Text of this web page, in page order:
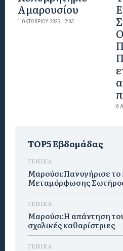
Αμαρουσίου
1 ΟΚΤΩΒΡΊΟΥ 2025 | 2:03
8
TOP5 Εβδομάδας
ΓΕΝΙΚΑ
Μαρούσι:Πανυγήρισε το
Μεταμόρφωσης
ΓΕΝΙΚΑ
Μαρούσι:Η απάντηση
σχολικές καθαρίστριες
ΓΕΝΙΚΑ